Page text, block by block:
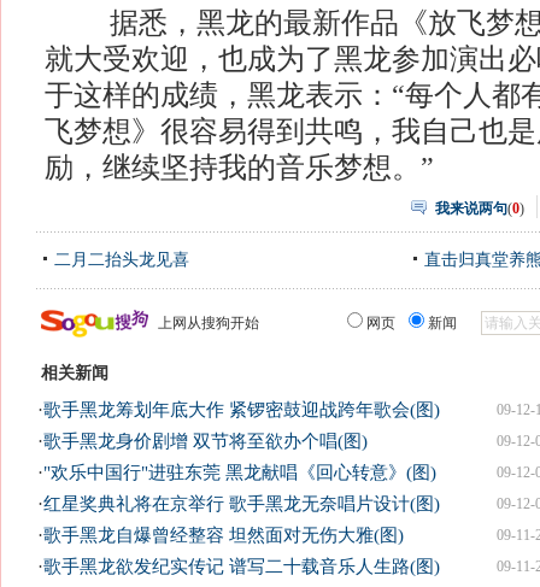
据悉，黑龙的最新作品《放飞梦想
就大受欢迎，也成为了黑龙参加演出
于这样的成绩，黑龙表示：“每个人都
飞梦想》很容易得到共鸣，我自己也
励，继续坚持我的音乐梦想。”
我来说两句(0)
二月二抬头龙见喜 直击归真堂养
上网从搜狗开始 网页 新闻
相关新闻
09-12-
·歌手黑龙筹划年底大作 紧锣密鼓迎战跨年歌会(图)
09-12-
·歌手黑龙身价剧增 双节将至欲办个唱(图)
09-12-
·"欢乐中国行"进驻东莞 黑龙献唱《回心转意》(图)
09-12-
·红星奖典礼将在京举行 歌手黑龙无奈唱片设计(图)
09-11-
·歌手黑龙自爆曾经整容 坦然面对无伤大雅(图)
09-11-
·歌手黑龙欲发纪实传记 谱写二十载音乐人生路(图)